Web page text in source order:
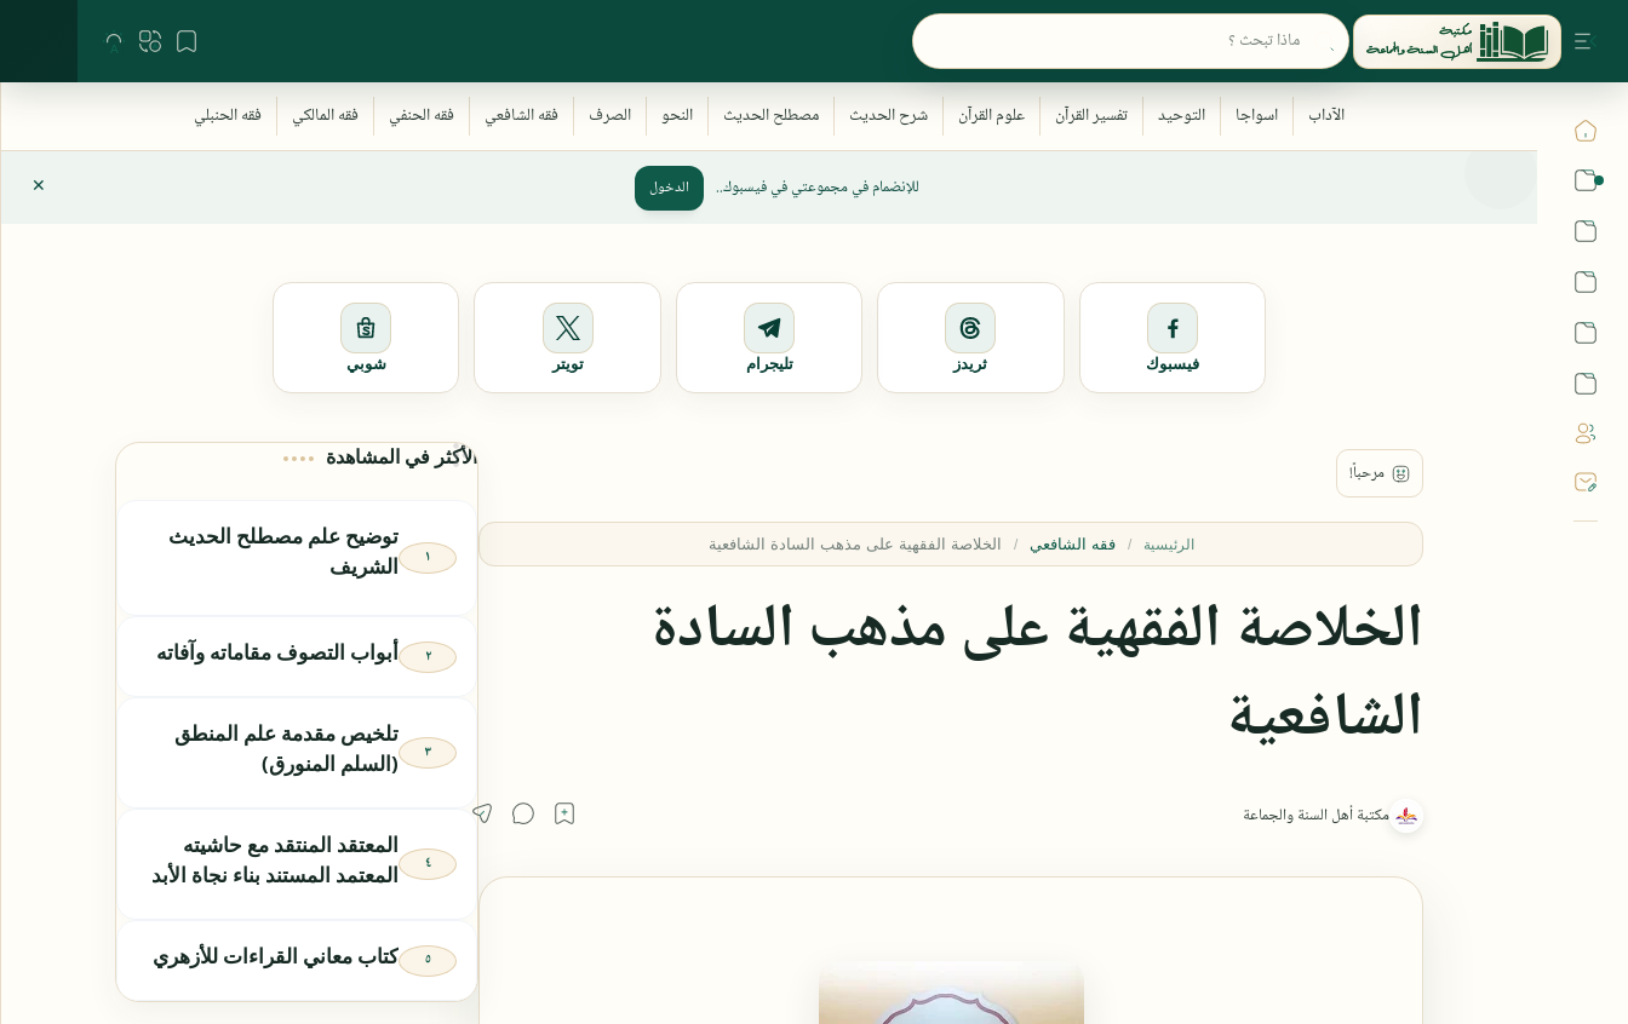
للإنضمام في مجموعتي في فيسبوك.. الدخول
فيسبوك ثريدز تليجرام تويتر شوبي
الرئيسية فقه الشافعي
الخلاصة الفقهية على مذهب السادة
الشافعية
الأكثر في المشاهدة
توضيح علم مصطلح الحديث
الشريف
أبواب التصوف مقاماته وآفاته
تلخيص مقدمة علم المنطق
(السلم المنورق)
المعتقد المنتقد مع حاشيته
المعتمد المستند بناء نجاة الأبد
كتاب معاني القراءات للأزهري